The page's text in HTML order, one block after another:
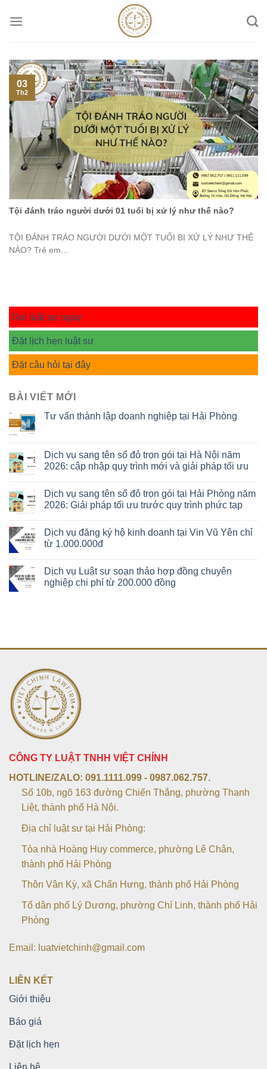
Tội đánh tráo người dưới 01 tuổi bị xử lý như thế nào?
TỘI ĐÁNH TRÁO NGƯỜI DƯỚI MỘT TUỔI BỊ XỬ LÝ NHƯ THẾ
NÀO? Trẻ em...
03
Th2
Gọi luật sư ngay
Đặt lịch hẹn luật sư
Đặt câu hỏi tại đây
BÀI VIẾT MỚI
Tư vấn thành lập doanh nghiệp tại Hải Phòng
Dịch vụ sang tên sổ đỏ trọn gói tại Hà Nội năm
2026: cập nhập quy trình mới và giải pháp tối ưu
Dịch vụ sang tên sổ đỏ trọn gói tại Hải Phòng năm
2026: Giải pháp tối ưu trước quy trình phức tạp
Dịch vụ đăng ký hộ kinh doanh tại Vin Vũ Yên chỉ
từ 1.000.000đ
Dịch vụ Luật sư soạn thảo hợp đồng chuyên
nghiệp chi phí từ 200.000 đồng
CÔNG TY LUẬT TNHH VIỆT CHÍNH
HOTLINE/ZALO: 091.1111.099 - 0987.062.757.
Số 10b, ngõ 163 đường Chiến Thắng, phường Thanh
Liệt, thành phố Hà Nội.
Địa chỉ luật sư tại Hải Phòng:
Tòa nhà Hoàng Huy commerce, phường Lê Chân,
thành phố Hải Phòng
Thôn Vân Kỳ, xã Chấn Hưng, thành phố Hải Phòng
Tổ dân phố Lý Dương, phường Chí Linh, thành phố Hải
Phòng
Email: luatvietchinh@gmail.com
LIÊN KẾT
Giới thiệu
Báo giá
Đặt lịch hẹn
Liên hệ